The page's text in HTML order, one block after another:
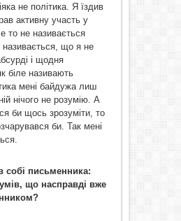
не політика. Я їздив
активну участь у
то не називається
називається, що я не
і щодня
біле називають
мені байдужа лиш
нічого не розумію. А
би щось зрозуміти, то
би. Так мені
собі письменника:
що насправді вже